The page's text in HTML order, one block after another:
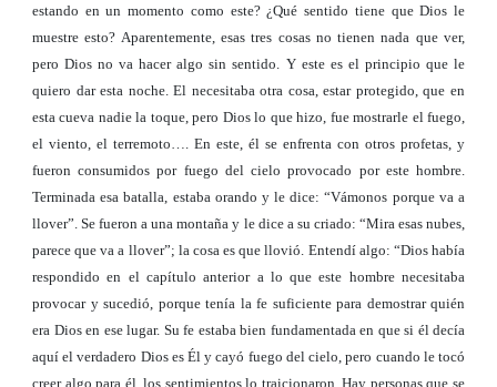
estando en un momento como este? ¿Qué sentido tiene que Dios le
muestre esto? Aparentemente, esas tres cosas no tienen nada que ver,
pero Dios no va hacer algo sin sentido. Y este es el principio que le
quiero dar esta noche. El necesitaba otra cosa, estar protegido, que en
esta cueva nadie la toque, pero Dios lo que hizo, fue mostrarle el fuego,
el viento, el terremoto…. En este, él se enfrenta con otros profetas, y
fueron consumidos por fuego del cielo provocado por este hombre.
Terminada esa batalla, estaba orando y le dice: “Vámonos porque va a
llover”. Se fueron a una montaña y le dice a su criado: “Mira esas nubes,
parece que va a llover”; la cosa es que llovió. Entendí algo: “Dios había
respondido en el capítulo anterior a lo que este hombre necesitaba
provocar y sucedió, porque tenía la fe suficiente para demostrar quién
era Dios en ese lugar. Su fe estaba bien fundamentada en que si él decía
aquí el verdadero Dios es Él y cayó fuego del cielo, pero cuando le tocó
creer algo para él, los sentimientos lo traicionaron. Hay personas que se